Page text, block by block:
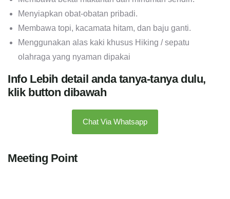
Menyiapkan obat-obatan pribadi.
Membawa topi, kacamata hitam, dan baju ganti.
Menggunakan alas kaki khusus Hiking / sepatu
olahraga yang nyaman dipakai
Info Lebih detail anda tanya-tanya dulu,
klik button dibawah
Chat Via Whatsapp
Meeting Point